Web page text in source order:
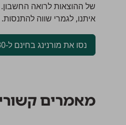
של ההוצאות לרואה
איתנו, לגמרי שווה להתנסות.
נסו את מורנינג בחינם ל-30 יום
מאמרים